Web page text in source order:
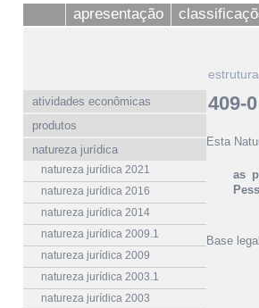
apresentação
atividades econômicas
produtos
natureza jurídica
natureza jurídica 2021
natureza jurídica 2016
natureza jurídica 2014
natureza jurídica 2009.1
natureza jurídica 2009
natureza jurídica 2003.1
natureza jurídica 2003
409-
Esta
as
Base